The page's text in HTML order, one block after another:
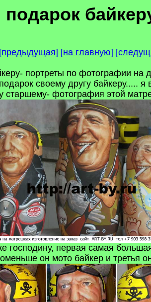
подарок
[предыдущая] [на главную]
портреты по фотографии на
своему другу байкеру.....
старшему- фотография этой
господину, первая самая
он мото байкер и третья